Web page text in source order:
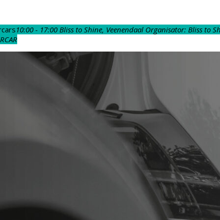
10:00 - 17:00 Bliss to Shine, Veenendaal Organisator: Bliss to